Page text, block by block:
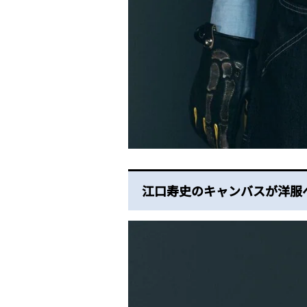
江口寿史のキャンバスが洋服